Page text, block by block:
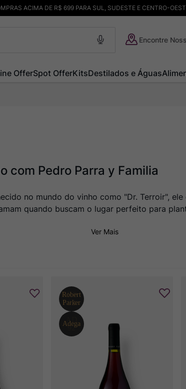
ACIMA DE R$ 699 PARA SUL, SUDESTE E CENTRO-
Encontre
OfferSpot OfferKitsDestilados e Águas
com Pedro Parra y Familia
no mundo do vinho como "Dr. Terroir",
quando buscam o lugar perfeito para
Ver Mais